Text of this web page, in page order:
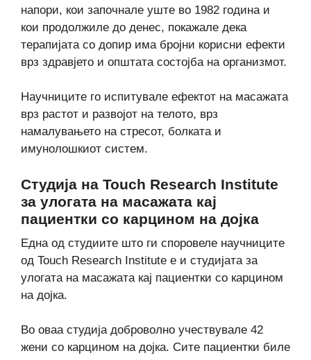
напори, кои започнале уште во 1982 година и
кои продолжиле до денес, покажале дека
терапијата со допир има бројни корисни ефекти
врз здравјето и општата состојба на организмот.
Научниците го испитувале ефектот на масажата
врз растот и развојот на телото, врз
намалувањето на стресот, болката и
имунолошкиот систем.
Студија на Touch Research Institute
за улогата на масажата кај
пациентки со карцином на дојка
Една од студиите што ги споровеле научниците
од Touch Research Institute е и студијата за
улогата на масажата кај пациентки со карцином
на дојка.
Во оваа студија доброволно учествувале 42
жени со карцином на дојка. Сите пациентки биле